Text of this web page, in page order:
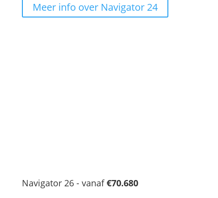
Meer info over Navigator 24
Navigator 26 - vanaf€70.680